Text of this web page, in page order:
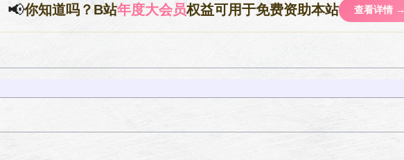
📢你知道吗？B站年度大会员权益可用于免费资助本站 查看详情 →